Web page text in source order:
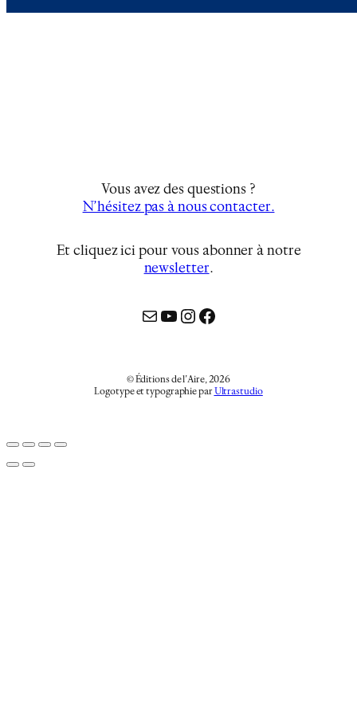
Vous avez des questions ?
N’hésitez pas à nous contacter.
Et cliquez ici pour vous abonner à notre
newsletter…
MailYouTube
Instagram
Facebook
© Éditions de l’Aire, 2026
Logotype et typographie par Ultrastudio